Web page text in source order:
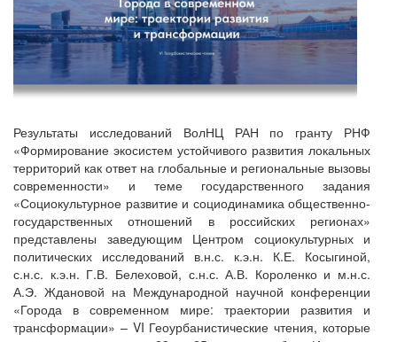
Результаты исследований ВолНЦ РАН по гранту РНФ
«Формирование экосистем устойчивого развития локальных
территорий как ответ на глобальные и региональные вызовы
современности» и теме государственного задания
«Социокультурное развитие и социодинамика общественно-
государственных отношений в российских регионах»
представлены заведующим Центром социокультурных и
политических исследований в.н.с. к.э.н. К.Е. Косыгиной,
с.н.с. к.э.н. Г.В. Белеховой, с.н.с. А.В. Короленко и м.н.с.
А.Э. Ждановой на Международной научной конференции
«Города в современном мире: траектории развития и
трансформации» – VI Геоурбанистические чтения, которые